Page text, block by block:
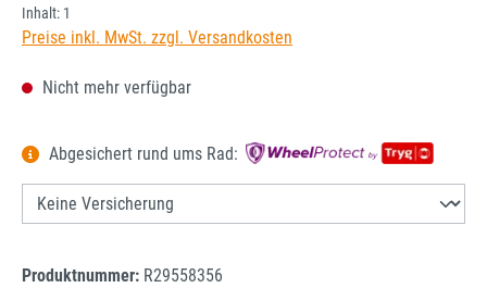
Inhalt: 1
Preise inkl. MwSt. zzgl. Versandkosten
Nicht mehr verfügbar
Abgesichert rund ums Rad:
Produktnummer: R29558356